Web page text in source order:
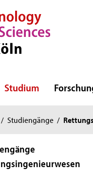
Hauptnavigation
Subnavigation
Inhalt
Fußbereich
Studium
/ Studiengänge /